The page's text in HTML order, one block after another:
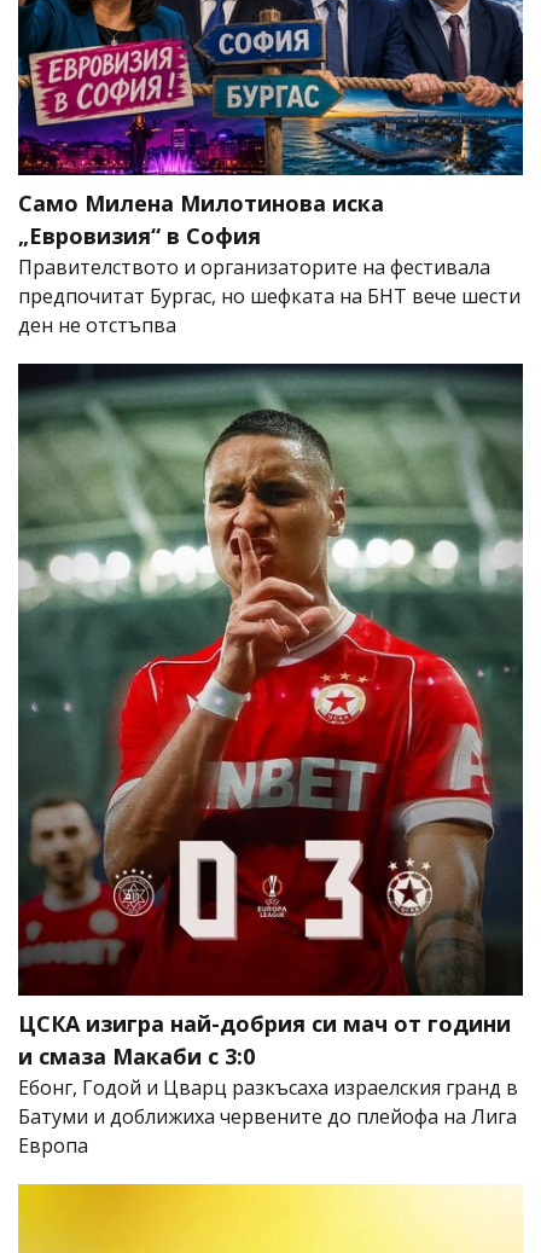
Само Милена Милотинова иска
„Евровизия“ в София
Правителството и организаторите на фестивала
предпочитат Бургас, но шефката на БНТ вече шести
ден не отстъпва
ЦСКА изигра най-добрия си мач от години
и смаза Макаби с 3:0
Ебонг, Годой и Цварц разкъсаха израелския гранд в
Батуми и доближиха червените до плейофа на Лига
Европа